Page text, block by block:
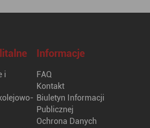
i
Informacje
FAQ
Kontakt
Biuletyn Informacji
Publicznej
Ochrona Danych